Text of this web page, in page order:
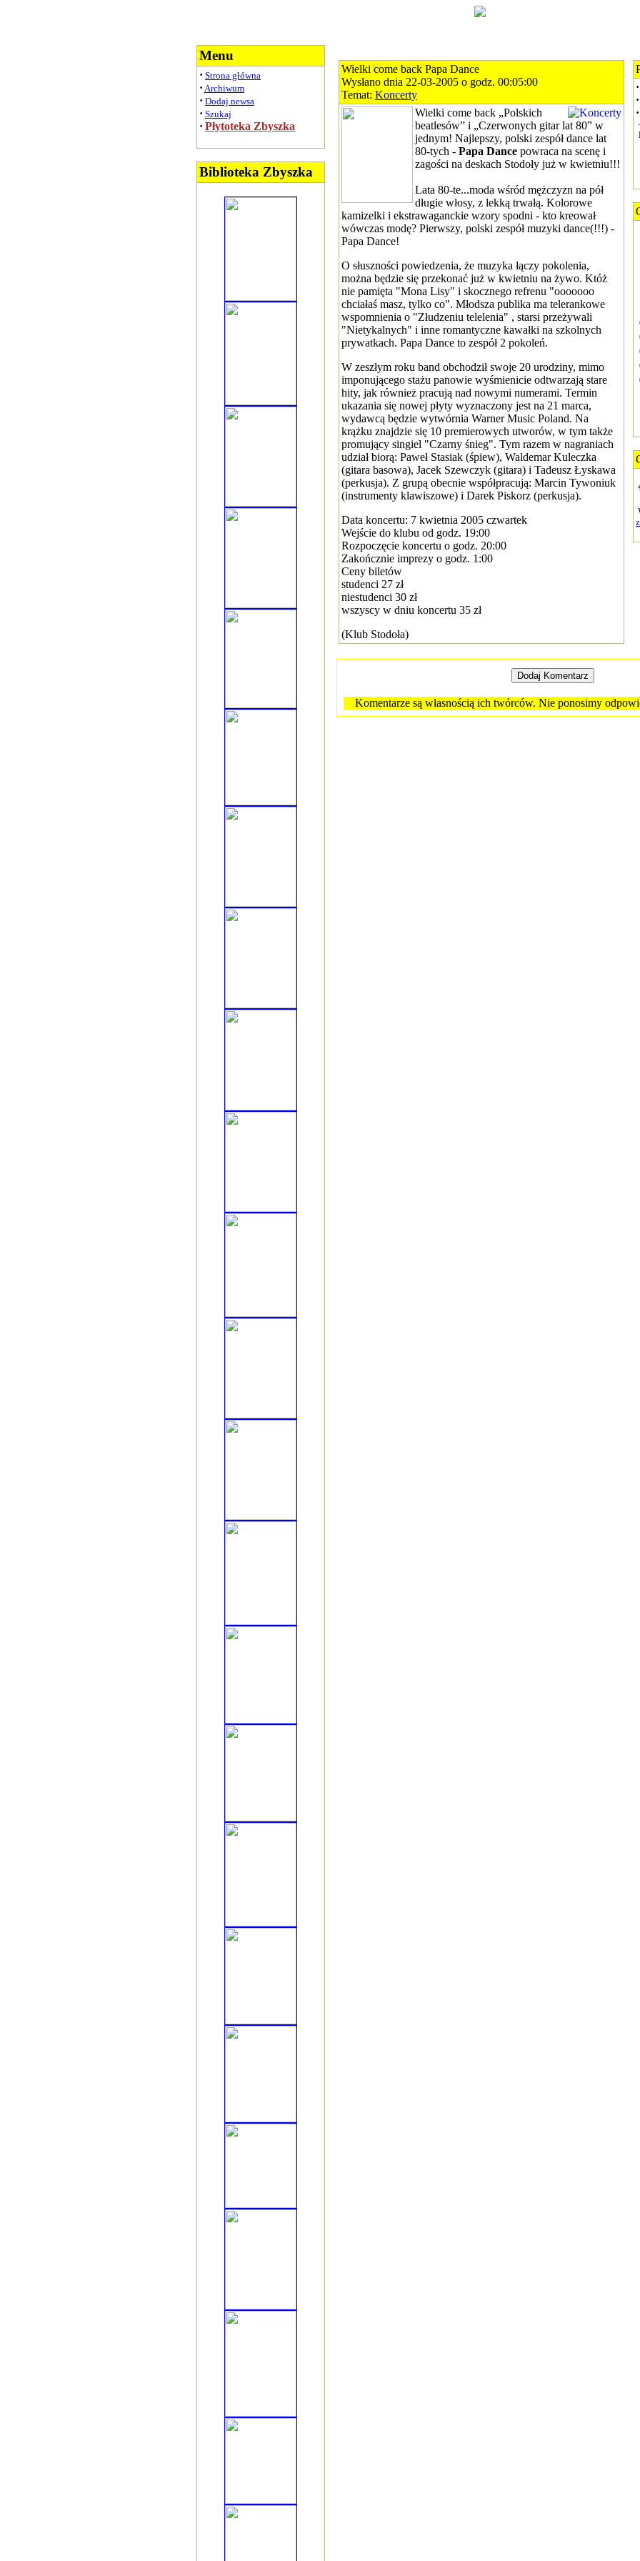
Menu
· Strona główna
· Archiwum
· Dodaj newsa
· Szukaj
· Płytoteka Zbyszka
Biblioteka Zbyszka
Wielki come back Papa Dance
Wysłano dnia 22-03-2005 o godz. 00:05:00
Temat: Koncerty
Wielki come back „Polskich
beatlesów” i „Czerwonych gitar lat 80” w
jednym! Najlepszy, polski zespół dance lat
80-tych - Papa Dance powraca na scenę i
zagości na deskach Stodoły już w kwietniu!!!
Lata 80-te...moda wśród mężczyzn na pół
długie włosy, z lekką trwałą. Kolorowe
kamizelki i ekstrawaganckie wzory spodni - kto kreował
wówczas modę? Pierwszy, polski zespół muzyki dance(!!!) -
Papa Dance!
O słuszności powiedzenia, że muzyka łączy pokolenia,
można będzie się przekonać już w kwietniu na żywo. Któż
nie pamięta "Mona Lisy" i skocznego refrenu "ooooooo
chciałaś masz, tylko co". Młodsza publika ma telerankowe
wspomnienia o "Złudzeniu telelenia" , starsi przeżywali
"Nietykalnych" i inne romantyczne kawałki na szkolnych
prywatkach. Papa Dance to zespół 2 pokoleń.
W zeszłym roku band obchodził swoje 20 urodziny, mimo
imponującego stażu panowie wyśmienicie odtwarzają stare
hity, jak również pracują nad nowymi numerami. Termin
ukazania się nowej płyty wyznaczony jest na 21 marca,
wydawcą będzie wytwórnia Warner Music Poland. Na
krążku znajdzie się 10 premierowych utworów, w tym także
promujący singiel "Czarny śnieg". Tym razem w nagraniach
udział biorą: Paweł Stasiak (śpiew), Waldemar Kuleczka
(gitara basowa), Jacek Szewczyk (gitara) i Tadeusz Łyskawa
(perkusja). Z grupą obecnie współpracują: Marcin Tywoniuk
(instrumenty klawiszowe) i Darek Piskorz (perkusja).
Data koncertu: 7 kwietnia 2005 czwartek
Wejście do klubu od godz. 19:00
Rozpoczęcie koncertu o godz. 20:00
Zakończnie imprezy o godz. 1:00
Ceny biletów
studenci 27 zł
niestudenci 30 zł
wszyscy w dniu koncertu 35 zł
(Klub Stodoła)
·
·
·
Komentarze są własnością ich twórców. Nie ponosimy